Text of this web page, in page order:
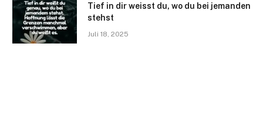
Tief in dir weisst du, wo du bei jemanden
stehst
Juli 18, 2025